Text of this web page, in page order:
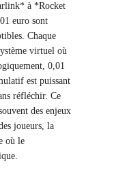
à *Rocket
euro sont
Chaque
virtuel où
0,01
est puissant
réfléchir. Ce
des enjeux
joueurs, la
où le